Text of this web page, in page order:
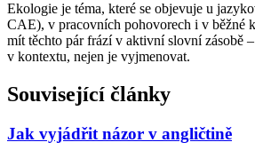
Ekologie je téma, které se objevuje u
CAE), v pracovních pohovorech i v běžné
mít těchto pár frází v aktivní slovní zásobě
v kontextu, nejen je vyjmenovat.
Související články
Jak vyjádřit názor v angličtině